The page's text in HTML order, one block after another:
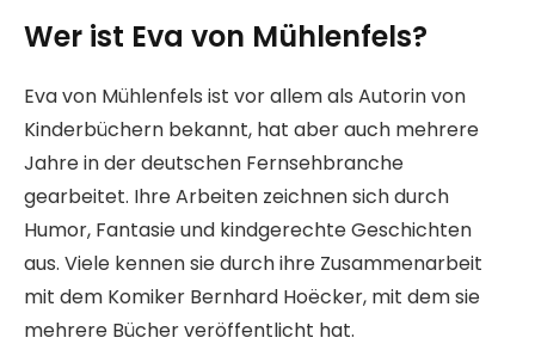
Wer ist Eva von Mühlenfels?
Eva von Mühlenfels ist vor allem als Autorin von
Kinderbüchern bekannt, hat aber auch mehrere
Jahre in der deutschen Fernsehbranche
gearbeitet. Ihre Arbeiten zeichnen sich durch
Humor, Fantasie und kindgerechte Geschichten
aus. Viele kennen sie durch ihre Zusammenarbeit
mit dem Komiker Bernhard Hoëcker, mit dem sie
mehrere Bücher veröffentlicht hat.